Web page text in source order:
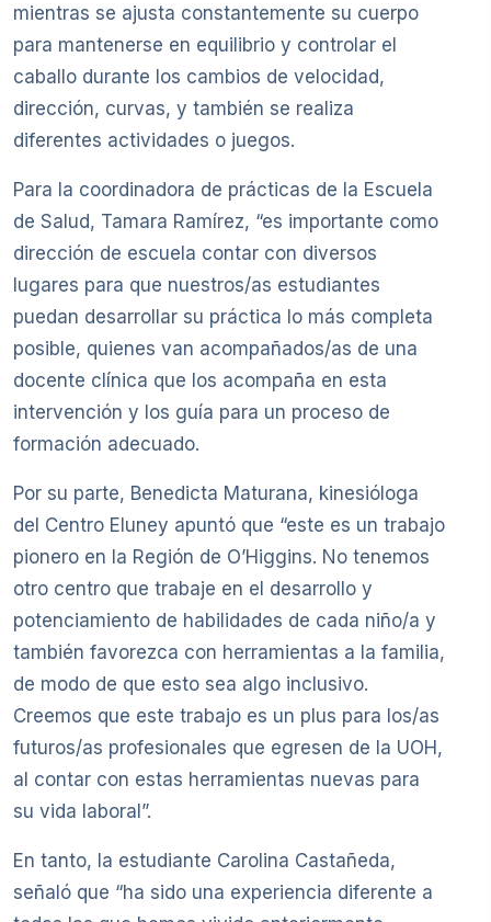
mientras se ajusta constantemente su cuerpo
para mantenerse en equilibrio y controlar el
caballo durante los cambios de velocidad,
dirección, curvas, y también se realiza
diferentes actividades o juegos.
Para la coordinadora de prácticas de la Escuela
de Salud, Tamara Ramírez, “es importante como
dirección de escuela contar con diversos
lugares para que nuestros/as estudiantes
puedan desarrollar su práctica lo más completa
posible, quienes van acompañados/as de una
docente clínica que los acompaña en esta
intervención y los guía para un proceso de
formación adecuado.
Por su parte, Benedicta Maturana, kinesióloga
del Centro Eluney apuntó que “este es un trabajo
pionero en la Región de O’Higgins. No tenemos
otro centro que trabaje en el desarrollo y
potenciamiento de habilidades de cada niño/a y
también favorezca con herramientas a la familia,
de modo de que esto sea algo inclusivo.
Creemos que este trabajo es un plus para los/as
futuros/as profesionales que egresen de la UOH,
al contar con estas herramientas nuevas para
su vida laboral”.
En tanto, la estudiante Carolina Castañeda,
señaló que “ha sido una experiencia diferente a